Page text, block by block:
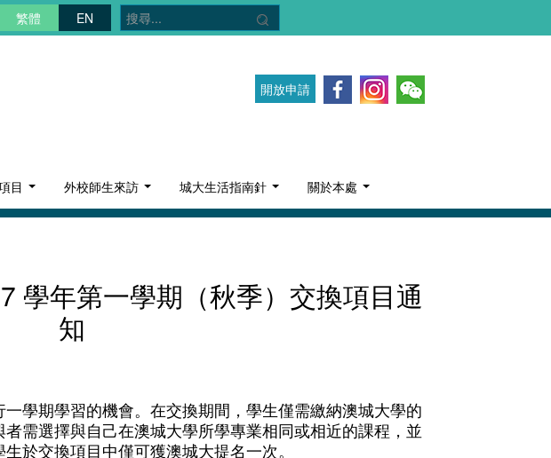
繁體 EN
開放申請
目 外校師生來訪 城大生活指南針 關於本處
學年第一學期（秋季）交換項目通
知
學期學習的機會。在交換期間，學生僅需繳納澳城大學的
需選擇與自己在澳城大學所學專業相同或相近的課程，並
於交換項目中僅可獲澳城大提名一次。